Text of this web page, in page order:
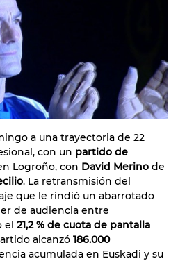
a una trayectoria de 22
con un partido de
Logroño, con David Merino de
. La retransmisión del
que le rindió un abarrotado
de audiencia entre
el 21,2 % de cuota de pantalla
alcanzó 186.000
acumulada en Euskadi y su